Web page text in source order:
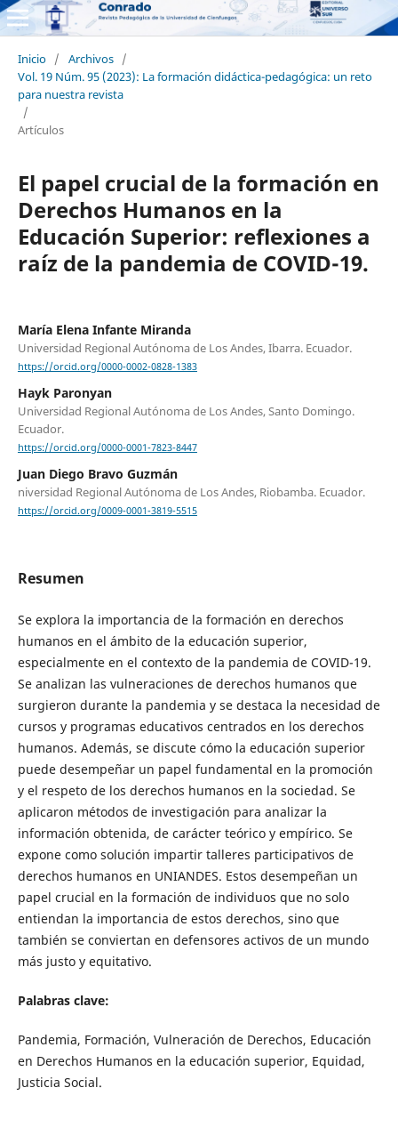
Inicio / Archivos /
Vol. 19 Núm. 95 (2023): La formación didáctica-pedagógica: un reto
para nuestra revista
/
Artículos
El papel crucial de la formación en
Derechos Humanos en la
Educación Superior: reflexiones a
raíz de la pandemia de COVID-19.
María Elena Infante Miranda
Universidad Regional Autónoma de Los Andes, Ibarra. Ecuador.
https://orcid.org/0000-0002-0828-1383
Hayk Paronyan
Universidad Regional Autónoma de Los Andes, Santo Domingo.
Ecuador.
https://orcid.org/0000-0001-7823-8447
Juan Diego Bravo Guzmán
niversidad Regional Autónoma de Los Andes, Riobamba. Ecuador.
https://orcid.org/0009-0001-3819-5515
Resumen
Se explora la importancia de la formación en derechos
humanos en el ámbito de la educación superior,
especialmente en el contexto de la pandemia de COVID-19.
Se analizan las vulneraciones de derechos humanos que
surgieron durante la pandemia y se destaca la necesidad de
cursos y programas educativos centrados en los derechos
humanos. Además, se discute cómo la educación superior
puede desempeñar un papel fundamental en la promoción
y el respeto de los derechos humanos en la sociedad. Se
aplicaron métodos de investigación para analizar la
información obtenida, de carácter teórico y empírico. Se
expone como solución impartir talleres participativos de
derechos humanos en UNIANDES. Estos desempeñan un
papel crucial en la formación de individuos que no solo
entiendan la importancia de estos derechos, sino que
también se conviertan en defensores activos de un mundo
más justo y equitativo.
Palabras clave:
Pandemia, Formación, Vulneración de Derechos, Educación
en Derechos Humanos en la educación superior, Equidad,
Justicia Social.